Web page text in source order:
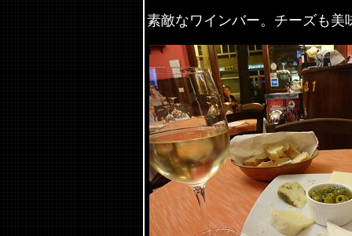
素敵なワインバー。チーズも美